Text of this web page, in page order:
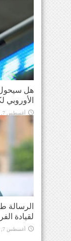
هل سيحول
الأوروبي
أغسطس 7, 2026
الرسالة
لقيادة
أغسطس 7, 2026